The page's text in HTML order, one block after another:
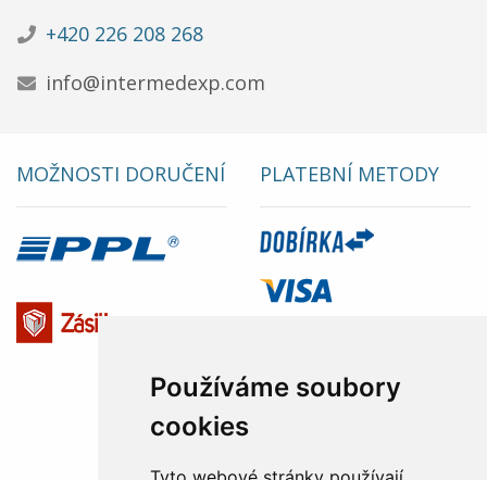
Používáme soubory
cookies
+420 226 208 268
info@intermedexp.com
MOŽNOSTI DORUČENÍ PLATEBNÍ METODY